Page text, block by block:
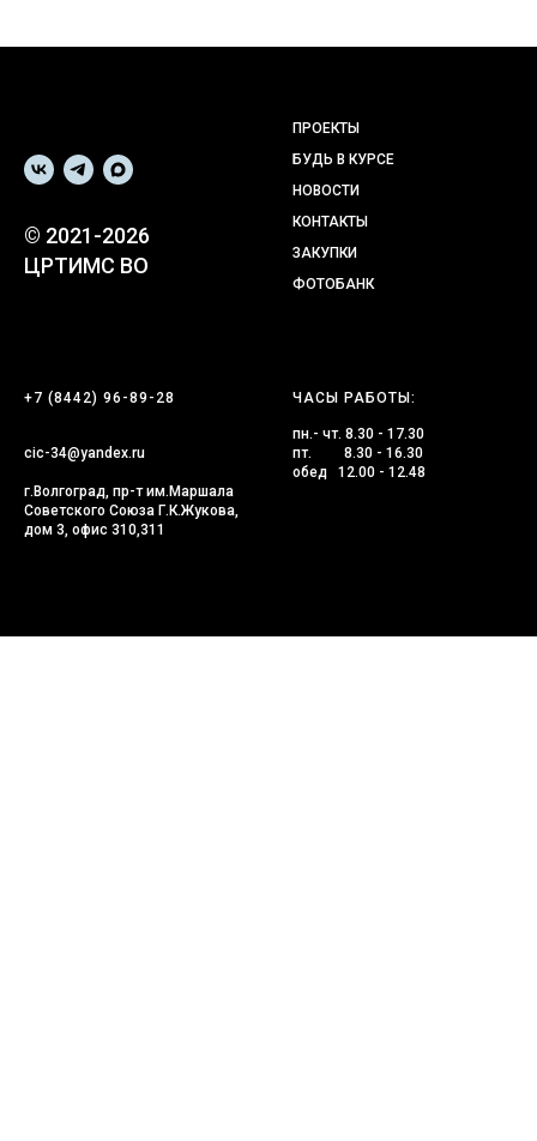
© 2021-2026
ЦРТИМС ВО
ПРОЕКТЫ
БУДЬ В КУРСЕ
НОВОСТИ
КОНТАКТЫ
ЗАКУПКИ
ФОТОБАНК
+7 (8442) 96-89-28
cic-34@yandex.ru
г.Волгоград, пр-т им.Маршала
Советского Союза Г.К.Жукова,
дом 3, офис 310,311
ЧАСЫ РАБОТЫ:
пн.- чт. 8.30 - 17.30
пт. 8.30 - 16.30
обед 12.00 - 12.48